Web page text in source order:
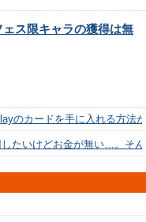
ェス限キャラの獲得は無
のカードを手に入れる方法
したいけどお金が無い…。そ